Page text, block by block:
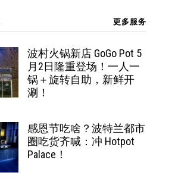
更多服务
波村火锅新店 GoGo Pot 5
月2日隆重登场！一人一
锅＋旋转自助，新鲜开
涮！
感恩节吃啥？波特兰都市
圈吃货齐喊：冲 Hotpot
Palace！